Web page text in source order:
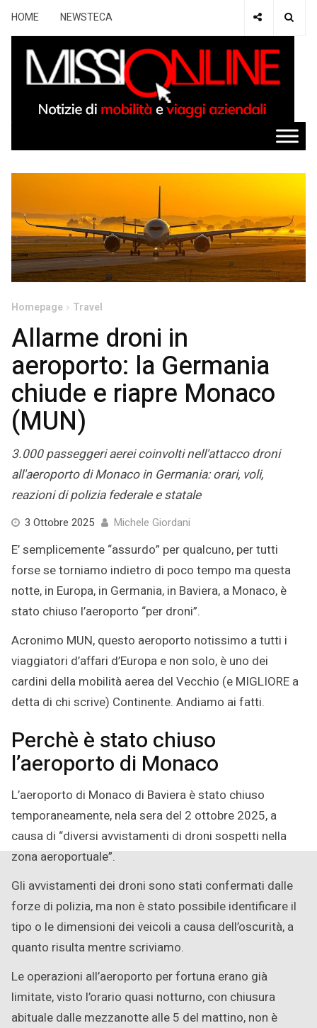
HOME NEWSTECA
Homepage Travel
Allarme droni in
aeroporto: la Germania
chiude e riapre Monaco
(MUN)
3.000 passeggeri aerei coinvolti nell'attacco droni
all'aeroporto di Monaco in Germania: orari, voli,
reazioni di polizia federale e statale
3 Ottobre 202513
2025
Michele Giordani
E’ semplicemente “assurdo” per qualcuno, per tutti
forse se torniamo indietro di poco tempo ma questa
notte, in Europa, in Germania, in Baviera, a Monaco, è
stato chiuso l’aeroporto “per droni”.
Acronimo MUN, questo aeroporto notissimo a tutti i
viaggiatori d’affari d’Europa e non solo, è uno dei
cardini della mobilità aerea del Vecchio (e MIGLIORE a
detta di chi scrive) Continente. Andiamo ai fatti.
Perchè è stato chiuso
l’aeroporto di Monaco
L’aeroporto di Monaco di Baviera è stato chiuso
temporaneamente, nela sera del 2 ottobre 2025, a
causa di “diversi avvistamenti di droni sospetti nella
zona aeroportuale”.
Gli avvistamenti dei droni sono stati confermati dalle
forze di polizia, ma non è stato possibile identificare il
tipo o le dimensioni dei veicoli a causa dell’oscurità, a
quanto risulta mentre scriviamo.
Le operazioni all’aeroporto per fortuna erano già
limitate, visto l’orario quasi notturno, con chiusura
abituale dalle mezzanotte alle 5 del mattino, non è